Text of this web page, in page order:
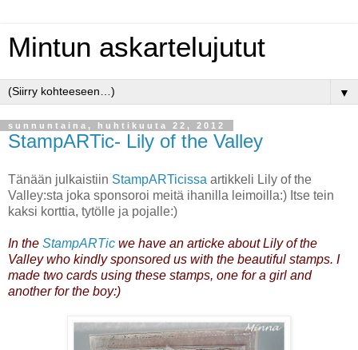
Mintun askartelujutut
▼
sunnuntaina, huhtikuuta 22, 2012
StampARTic- Lily of the Valley
Tänään julkaistiin StampARTicissa artikkeli Lily of the
Valley:sta joka sponsoroi meitä ihanilla leimoilla:) Itse tein
kaksi korttia, tytölle ja pojalle:)
In the StampARTic we have an articke about Lily of the
Valley who kindly sponsored us with the beautiful stamps. I
made two cards using these stamps, one for a girl and
another for the boy:)